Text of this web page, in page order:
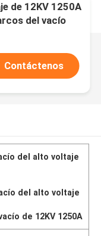
de 12KV 1250A
del vacío
Contáctenos
del alto voltaje
del alto voltaje
de 12KV 1250A